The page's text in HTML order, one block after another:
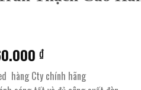
₫Giá
hiện
tại
hàng Cty chính hãng